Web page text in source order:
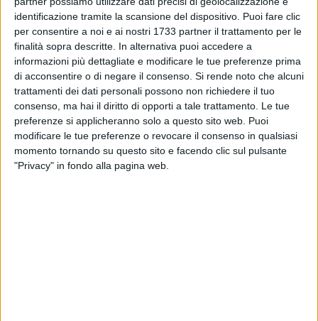
identificazione tramite la scansione del dispositivo. Puoi fare clic
per consentire a noi e ai nostri 1733 partner il trattamento per le
finalità sopra descritte. In alternativa puoi accedere a
informazioni più dettagliate e modificare le tue preferenze prima
di acconsentire o di negare il consenso. Si rende noto che alcuni
trattamenti dei dati personali possono non richiedere il tuo
consenso, ma hai il diritto di opporti a tale trattamento. Le tue
preferenze si applicheranno solo a questo sito web. Puoi
modificare le tue preferenze o revocare il consenso in qualsiasi
momento tornando su questo sito e facendo clic sul pulsante
"Privacy" in fondo alla pagina web.
116
Il Movimento 5 Stelle è lieto di annunciare l'evento pubblico
intitolato "Chi Lotta, Vince! Vota Chi Lotta per la Legalità,"
un'importante occasione di confronto sui temi della legalità,
dell'antimafia sociale e dell'impegno civico. L'incontro si terrà
martedì 18 novembre alle ore 19:00 presso la Sala
Athenaeum - Barletta, in Via Madonna degli Angeli 29.
L'obiettivo è accendere i riflettori sulla necessità di un